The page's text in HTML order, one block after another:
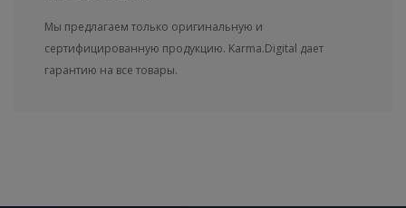
Мы предлагаем только оригинальную и
сертифицированную продукцию. Karma.Digital дает
гарантию на все товары.